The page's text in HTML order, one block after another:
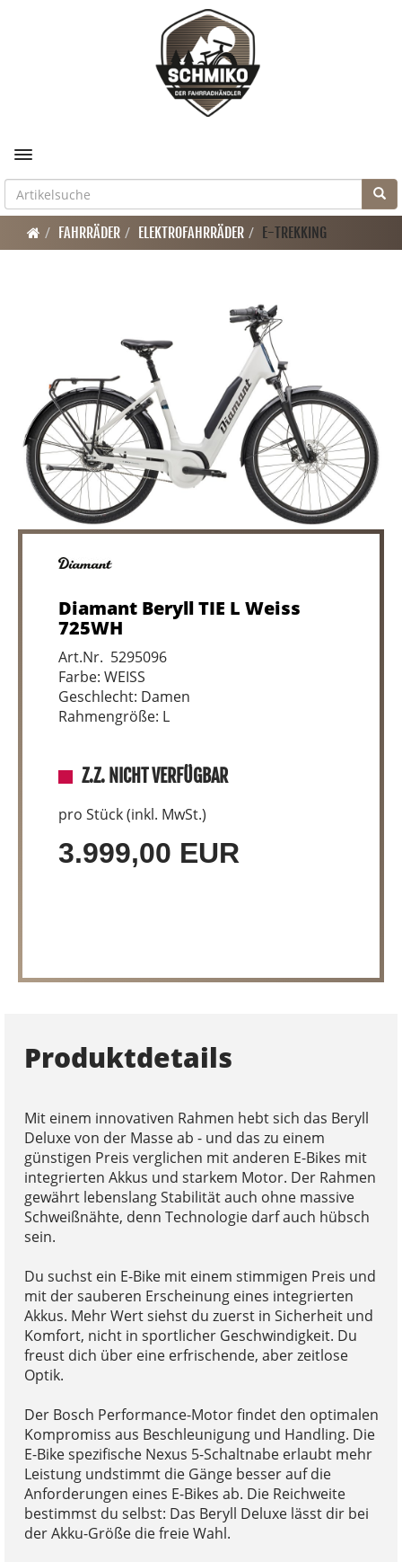
Toggle navigation
FAHRRÄDER ELEKTROFAHRRÄDER E-TREKKING
Diamant Beryll TIE L Weiss
725WH
Art.Nr. 5295096
Farbe: WEISS
Geschlecht: Damen
Rahmengröße: L
Z.Z. NICHT VERFÜGBAR
pro Stück (inkl. MwSt.)
3.999,00 EUR
Produktdetails
Mit einem innovativen Rahmen hebt sich das Beryll
Deluxe von der Masse ab - und das zu einem
günstigen Preis verglichen mit anderen E-Bikes mit
integrierten Akkus und starkem Motor. Der Rahmen
gewährt lebenslang Stabilität auch ohne massive
Schweißnähte, denn Technologie darf auch hübsch
sein.
Du suchst ein E-Bike mit einem stimmigen Preis und
mit der sauberen Erscheinung eines integrierten
Akkus. Mehr Wert siehst du zuerst in Sicherheit und
Komfort, nicht in sportlicher Geschwindigkeit. Du
freust dich über eine erfrischende, aber zeitlose
Optik.
Der Bosch Performance-Motor findet den optimalen
Kompromiss aus Beschleunigung und Handling. Die
E-Bike spezifische Nexus 5-Schaltnabe erlaubt mehr
Leistung undstimmt die Gänge besser auf die
Anforderungen eines E-Bikes ab. Die Reichweite
bestimmst du selbst: Das Beryll Deluxe lässt dir bei
der Akku-Größe die freie Wahl.